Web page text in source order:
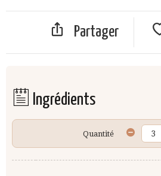
Partager
Ingrédients
Quantité